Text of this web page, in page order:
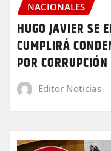
NACIONALES
HUGO JAVIER SE
CUMPLIRÁ
POR CORRUPCIÓN
Editor Noticias